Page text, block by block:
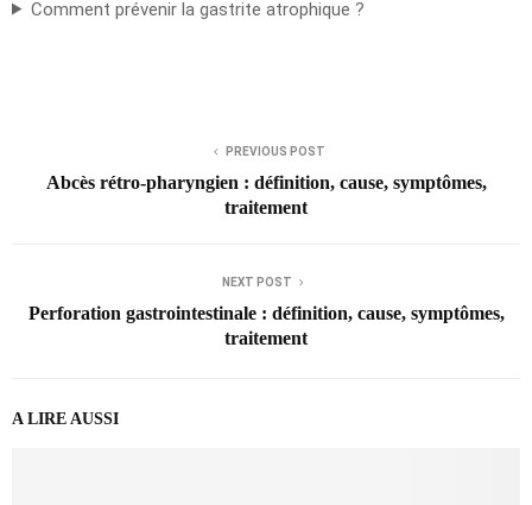
Comment prévenir la gastrite atrophique ?
PREVIOUS POST
Abcès rétro-pharyngien : définition, cause, symptômes,
traitement
NEXT POST
Perforation gastrointestinale : définition, cause, symptômes,
traitement
A LIRE AUSSI